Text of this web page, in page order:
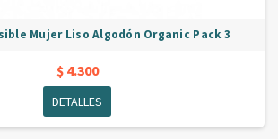
Mujer Liso Algodón Organic Pack 3
$ 4.300
DETALLES